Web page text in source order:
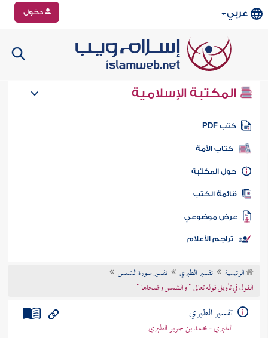
عربي دخول
المكتبة الإسلامية
كتب PDF
كتاب الأمة
المكتبة
الكتب
موضوعي
تراجم الأعلام
الرئيسية تفسير الطبري
تفسير سورة الشمس
القول في تأويل قوله تعالى " والشمس وضحاها "
تفسير الطبري
الطبري - محمد بن جرير الطبري